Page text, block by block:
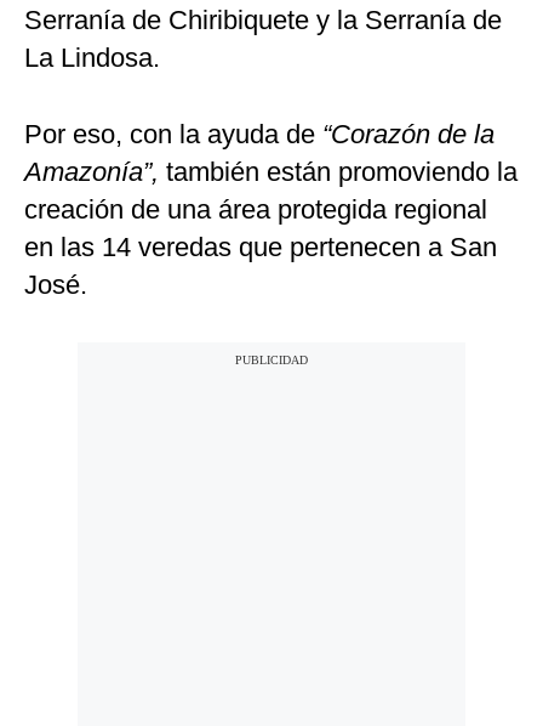
Serranía de Chiribiquete y la Serranía de
La Lindosa.
Por eso, con la ayuda de “Corazón de la
Amazonía”, también están promoviendo la
creación de una área protegida regional
en las 14 veredas que pertenecen a San
José.